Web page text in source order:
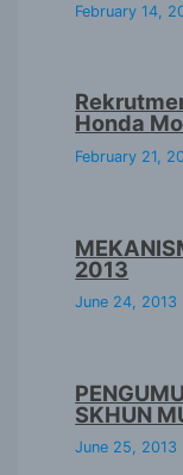
February 14,
Honda
February 21,
2013
June 24, 2013
SKHUN
June 25, 2013